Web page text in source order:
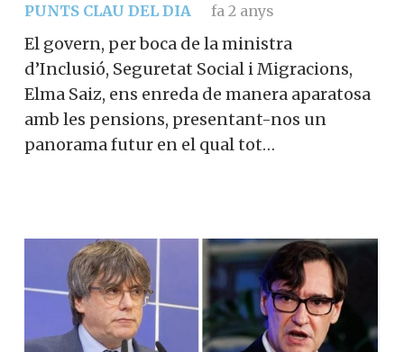
PUNTS CLAU DEL DIA fa 2 anys
El govern, per boca de la ministra
d’Inclusió, Seguretat Social i Migracions,
Elma Saiz, ens enreda de manera aparatosa
amb les pensions, presentant-nos un
panorama futur en el qual tot…